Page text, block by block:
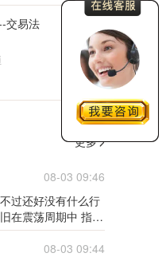
0211货币
0210货币
交易法
2000
更多
08-03 09:46
过还好没有什么行
在震荡周期中 指导
08-03 09:44